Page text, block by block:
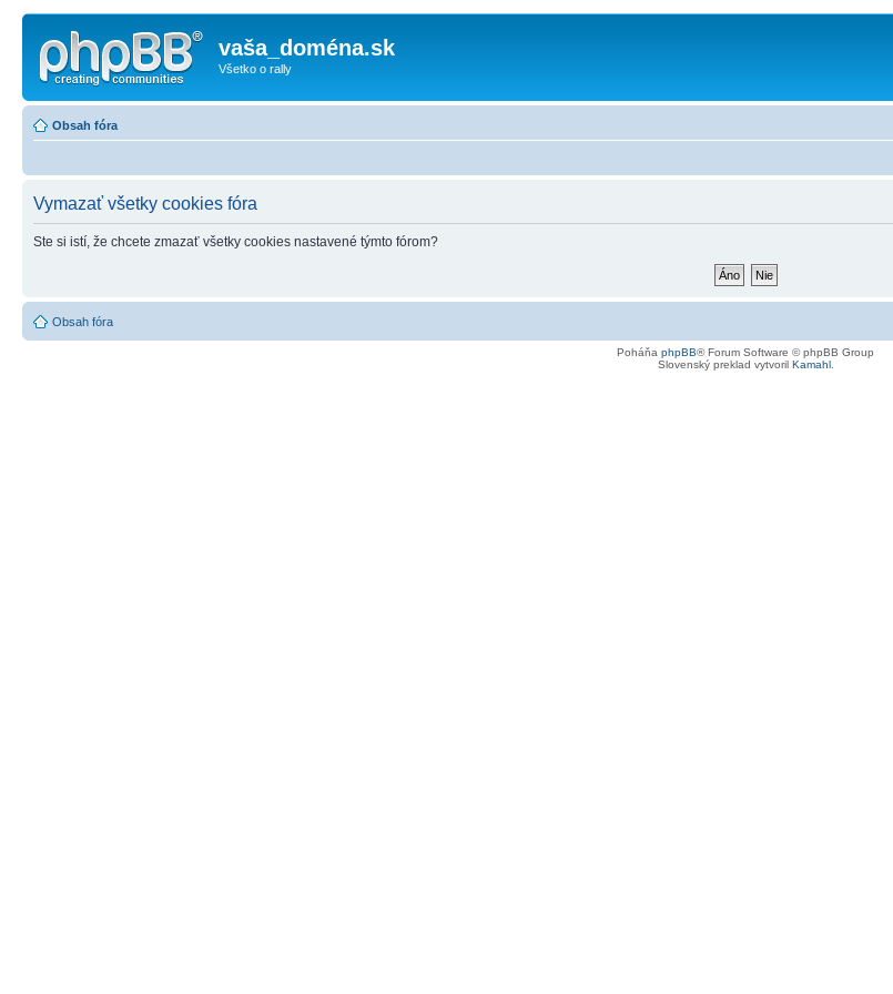
vaša_doména.sk
Všetko o rally
Obsah fóra
Vymazať všetky cookies fóra
Ste si istí, že chcete zmazať všetky cookies nastavené týmto fórom?
Obsah fóra
Poháňa phpBB® Forum Software © phpBB Group
Slovenský preklad vytvoril Kamahl.